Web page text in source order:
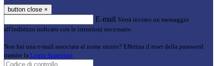
button close ×
E-mail Verrà inviato un messaggio
all'indirizzo indicato con le istruzioni necessarie.
Non hai una e-mail associata al nome utente? Effettua il reset della password
tramite la Login Spaggiari